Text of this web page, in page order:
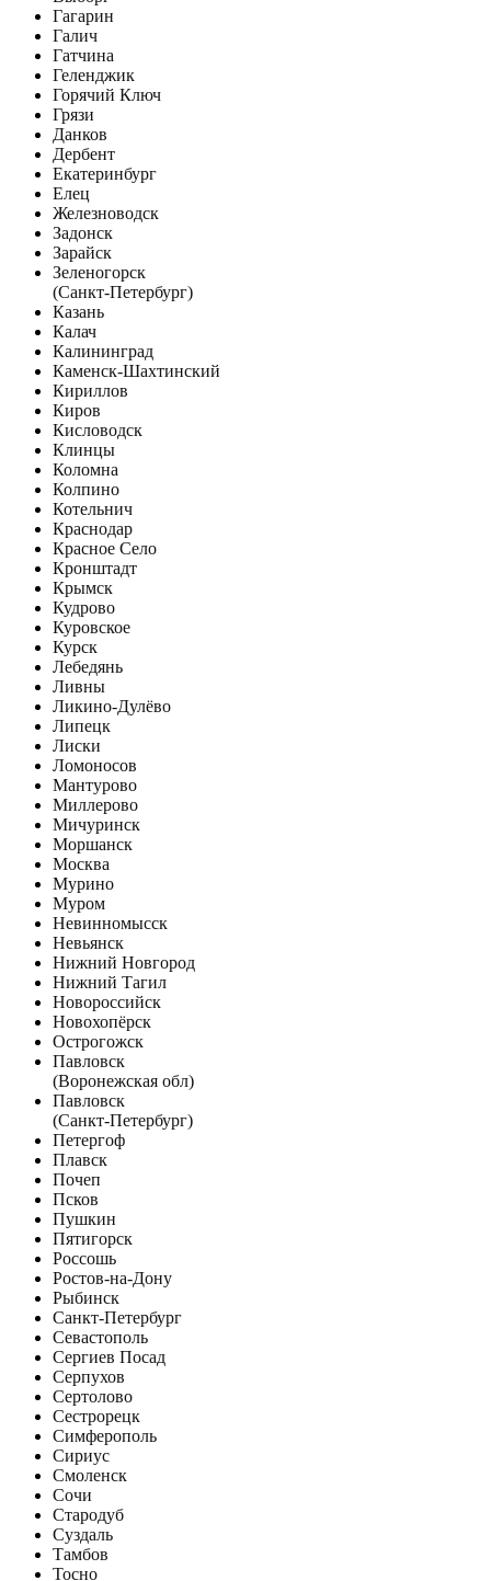
Гагарин
Галич
Гатчина
Геленджик
Горячий Ключ
Грязи
Данков
Дербент
Екатеринбург
Елец
Железноводск
Задонск
Зарайск
Зеленогорск
(Санкт-Петербург)
Казань
Калач
Калининград
Каменск-Шахтинский
Кириллов
Киров
Кисловодск
Клинцы
Коломна
Колпино
Котельнич
Краснодар
Красное Село
Кронштадт
Крымск
Кудрово
Куровское
Курск
Лебедянь
Ливны
Ликино-Дулёво
Липецк
Лиски
Ломоносов
Мантурово
Миллерово
Мичуринск
Моршанск
Москва
Мурино
Муром
Невинномысск
Невьянск
Нижний Новгород
Нижний Тагил
Новороссийск
Новохопёрск
Острогожск
Павловск
(Воронежская обл)
Павловск
(Санкт-Петербург)
Петергоф
Плавск
Почеп
Псков
Пушкин
Пятигорск
Россошь
Ростов-на-Дону
Рыбинск
Санкт-Петербург
Севастополь
Сергиев Посад
Серпухов
Сертолово
Сестрорецк
Симферополь
Сириус
Смоленск
Сочи
Стародуб
Суздаль
Тамбов
Тосно